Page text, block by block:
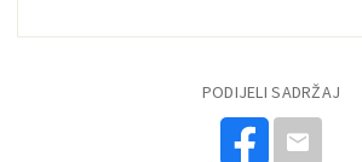
PODIJELI SADRŽAJ